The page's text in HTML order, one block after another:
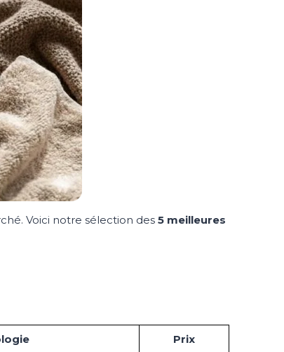
Voici notre sélection des 5 meilleures
Prix